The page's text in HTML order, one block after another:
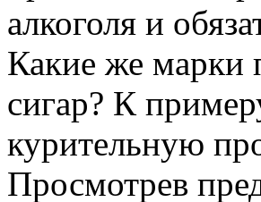
алкоголя и
Какие же марки
сигар? К
курительную
Просмотрев